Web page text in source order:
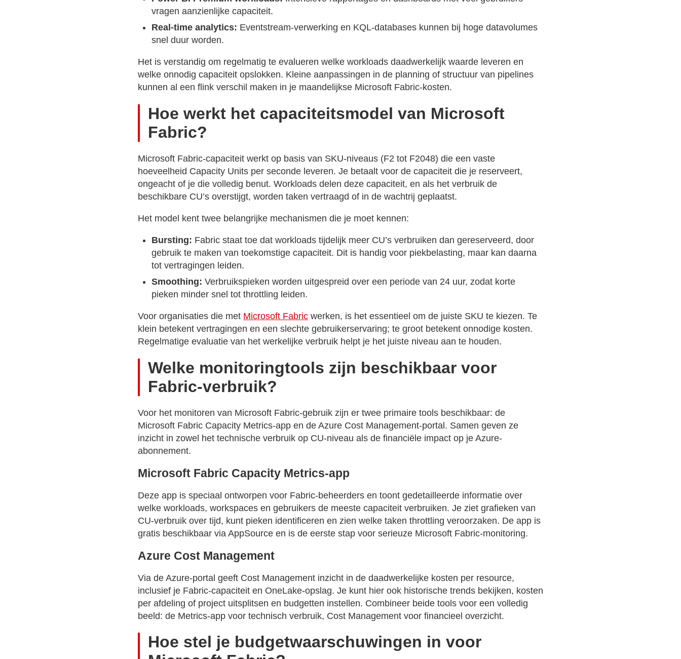
vragen aanzienlijke capaciteit.
Real-time analytics: Eventstream-verwerking en KQL-databases kunnen bij hoge datavolumes
snel duur worden.
Het is verstandig om regelmatig te evalueren welke workloads daadwerkelijk waarde leveren en
welke onnodig capaciteit opslokken. Kleine aanpassingen in de planning of structuur van pipelines
kunnen al een flink verschil maken in je maandelijkse Microsoft Fabric-kosten.
Hoe werkt het capaciteitsmodel van Microsoft
Fabric?
Microsoft Fabric-capaciteit werkt op basis van SKU-niveaus (F2 tot F2048) die een vaste
hoeveelheid Capacity Units per seconde leveren. Je betaalt voor de capaciteit die je reserveert,
ongeacht of je die volledig benut. Workloads delen deze capaciteit, en als het verbruik de
beschikbare CU’s overstijgt, worden taken vertraagd of in de wachtrij geplaatst.
Het model kent twee belangrijke mechanismen die je moet kennen:
Bursting: Fabric staat toe dat workloads tijdelijk meer CU’s verbruiken dan gereserveerd, door
gebruik te maken van toekomstige capaciteit. Dit is handig voor piekbelasting, maar kan daarna
tot vertragingen leiden.
Smoothing: Verbruikspieken worden uitgespreid over een periode van 24 uur, zodat korte
pieken minder snel tot throttling leiden.
Voor organisaties die met Microsoft Fabric werken, is het essentieel om de juiste SKU te kiezen. Te
klein betekent vertragingen en een slechte gebruikerservaring; te groot betekent onnodige kosten.
Regelmatige evaluatie van het werkelijke verbruik helpt je het juiste niveau aan te houden.
Welke monitoringtools zijn beschikbaar voor
Fabric-verbruik?
Voor het monitoren van Microsoft Fabric-gebruik zijn er twee primaire tools beschikbaar: de
Microsoft Fabric Capacity Metrics-app en de Azure Cost Management-portal. Samen geven ze
inzicht in zowel het technische verbruik op CU-niveau als de financiële impact op je Azure-
abonnement.
Microsoft Fabric Capacity Metrics-app
Deze app is speciaal ontworpen voor Fabric-beheerders en toont gedetailleerde informatie over
welke workloads, workspaces en gebruikers de meeste capaciteit verbruiken. Je ziet grafieken van
CU-verbruik over tijd, kunt pieken identificeren en zien welke taken throttling veroorzaken. De app is
gratis beschikbaar via AppSource en is de eerste stap voor serieuze Microsoft Fabric-monitoring.
Azure Cost Management
Via de Azure-portal geeft Cost Management inzicht in de daadwerkelijke kosten per resource,
inclusief je Fabric-capaciteit en OneLake-opslag. Je kunt hier ook historische trends bekijken, kosten
per afdeling of project uitsplitsen en budgetten instellen. Combineer beide tools voor een volledig
beeld: de Metrics-app voor technisch verbruik, Cost Management voor financieel overzicht.
Hoe stel je budgetwaarschuwingen in voor